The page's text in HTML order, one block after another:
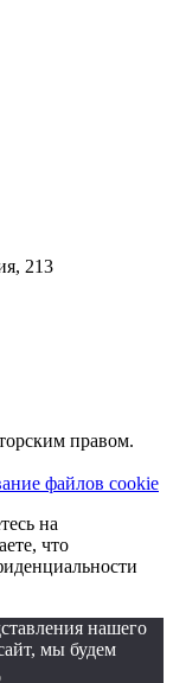
213
правом.
файлов cookie
на
что
нашего
мы будем